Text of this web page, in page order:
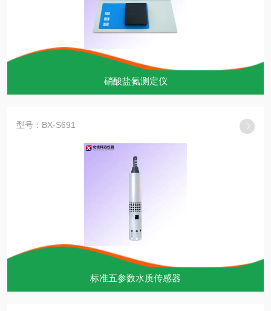
硝酸盐氮测定仪
型号：BX-S691
标准五参数水质传感器